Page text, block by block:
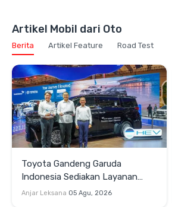
Artikel Mobil dari Oto
Berita Artikel Feature Road Test
Toyota Gandeng Garuda
Indonesia Sediakan Layanan
Penjemputan Alphard Hybrid EV
Anjar Leksana 05 Agu, 2026